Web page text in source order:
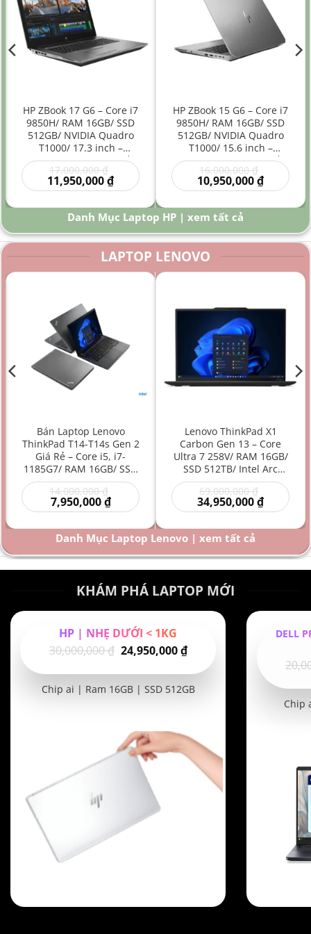
HP ZBook 17 G6 – Core i7
9850H/ RAM 16GB/ SSD
512GB/ NVIDIA Quadro
T1000/ 17.3 inch –
Laptop Workstation Đồ
Họa Kỹ Thuật Màn Hình
Lớn
17,000,000₫
gốc
là:
17,000,000 ₫.
11,950,000₫Giá
hiện
là:
11,950,000 ₫.
HP ZBook 15 G6 – Core i7
9850H/ RAM 16GB/ SSD
512GB/ NVIDIA Quadro
T1000/ 15.6 inch –
Laptop Workstation Đồ
Họa Kỹ Thuật Hiệu Năng
Cao
16,000,000₫
gốc
là:
10,950,000₫Giá
hiện
là:
₫.
Danh Mục Laptop HP | xem tất cả
LAPTOP LENOVO
Bán Laptop Lenovo
ThinkPad T14-T14s Gen 2
Giá Rẻ – Core i5, i7-
1185G7/ RAM 16GB/ SSD
512GB/ Intel Iris Xe
Graphics/ 14 inch –
Laptop doanh nhân/
Laptop bền bỉ/ Laptop
hiệu năng mạnh giá rẻ
14,000,000₫
gốc
là:
14,000,000 ₫.
7,950,000₫Giá
hiện
là:
7,950,000 ₫.
Lenovo ThinkPad X1
Carbon Gen 13 – Core
Ultra 7 258V/ RAM 16GB/
SSD 512TB/ Intel Arc
Graphics 140V/ 14 inch –
Laptop AI Doanh Nhân
Siêu Cao Cấp Mỏng Nhẹ
69,000,000₫
gốc
là:
34,950,000₫Giá
hiện
là:
₫.
Danh Mục Laptop Lenovo | xem tất cả
KHÁM PHÁ LAPTOP MỚI
HP | NHẸ DƯỚI < 1KG
30,000,000₫ Giá
là:
24,950,000₫Giá
hiện
tại
Chip ai | Ram 16GB | SSD 512GB
DELL
Chip